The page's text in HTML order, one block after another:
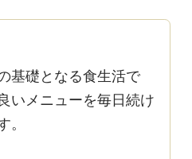
基礎となる食生活で
いメニューを毎日続け
。